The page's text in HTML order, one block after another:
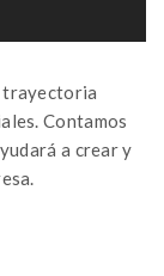
trayectoria
Contamos
a crear y